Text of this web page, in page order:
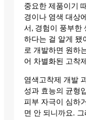
중요한 제품이기
경이나 염색 대상
서, 경험이 풍부한
하다는 걸 알게 됐
로 개발하면 원하
어 차별화된 고착
염색고착제 개발
성과 효능의 균형
피부 자극이 심하
면 안 되니까요.